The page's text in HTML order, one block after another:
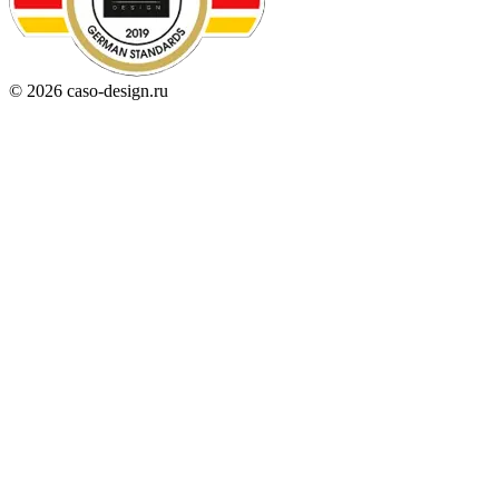
© 2026 caso-design.ru